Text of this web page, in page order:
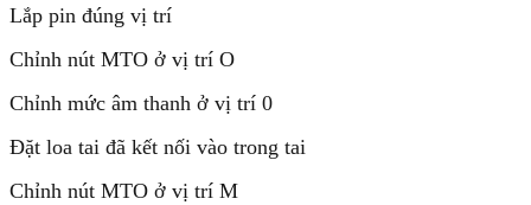
Lắp pin đúng vị trí
Chỉnh nút MTO ở vị trí O
Chỉnh mức âm thanh ở vị trí 0
Đặt loa tai đã kết nối vào trong tai
Chỉnh nút MTO ở vị trí M